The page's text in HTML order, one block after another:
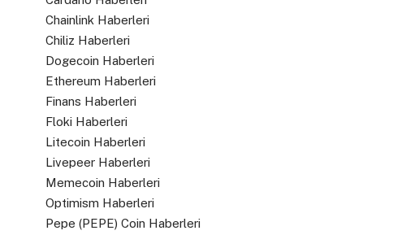
Chainlink Haberleri
Chiliz Haberleri
Dogecoin Haberleri
Ethereum Haberleri
Finans Haberleri
Floki Haberleri
Litecoin Haberleri
Livepeer Haberleri
Memecoin Haberleri
Optimism Haberleri
Pepe (PEPE) Coin Haberleri